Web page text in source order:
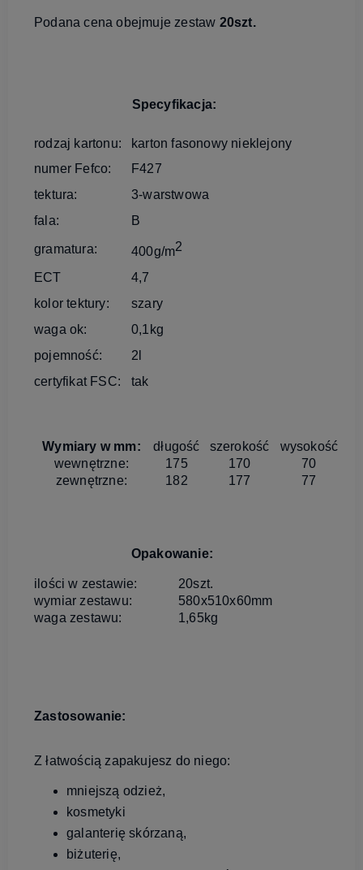
Podana cena obejmuje zestaw 20szt.
Specyfikacja:
rodzaj kartonu:
karton fasonowy nieklejony
numer Fefco:
F427
tektura:
3-warstwowa
fala:
B
gramatura: 400g/m2
ECT
4,7
kolor tektury:
szary
waga ok:
0,1kg
pojemność:
2l
certyfikat FSC:
tak
Wymiary w mm: długość szerokość
wysokość
wewnętrzne:
175 170
70
zewnętrzne:
182 177 77
Opakowanie:
ilości w zestawie:
20szt.
wymiar zestawu:
580x510x60mm
waga zestawu:
1,65kg
Zastosowanie:
Z łatwością zapakujesz do niego:
mniejszą odzież,
kosmetyki
galanterię skórzaną,
biżuterię,